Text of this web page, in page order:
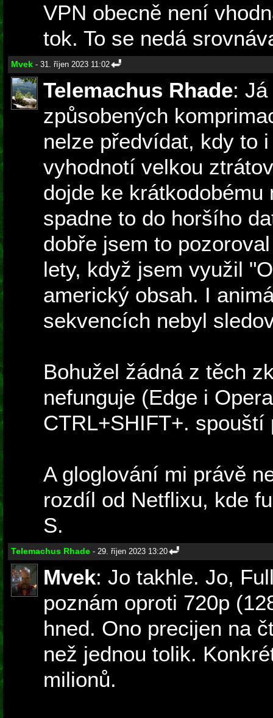
VPN obecně není
tok. To se nedá
Mvek - 31. říjen 2023 11:02
Telemachus Rhade:
způsobených
nelze předvídat, kdy to
vyhodnotí velkou
dojde ke
spadne to do horšího
dobře jsem to
lety, když jsem využil
americký obsah. I
sekvencích nebyl
Bohužel žádná z těch
nefunguje (Edge i
CTRL+SHIFT+.
A gloglování mi právě
rozdíl od Netflixu, kde
S.
Telemachus Rhade - 29. říjen 2023 13:20
Mvek: Jo takhle. Jo,
poznám oproti 720p
hned. Ono precijen na
než jednou tolik.
milionů.